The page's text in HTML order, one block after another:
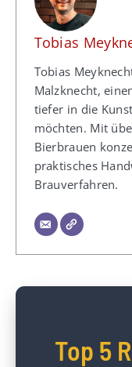
Tobias
Tobias
Malzknecht,
tiefer in die
möchten. Mit
Bierbrauen
praktisches
Brauverfahren.
Top 5